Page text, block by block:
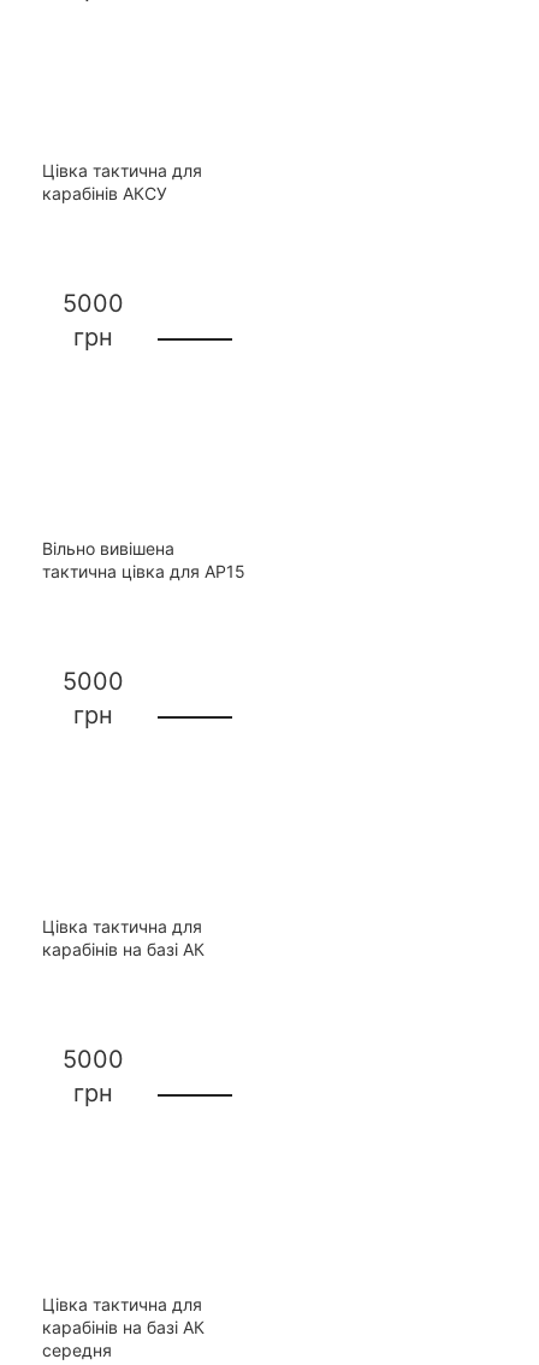
Цівка тактична для
карабінів АКСУ
5000
грн
Вільно вивішена
тактична цівка для АР15
5000
грн
Цівка тактична для
карабінів на базі АК
5000
грн
Цівка тактична для
карабінів на базі АК
середня